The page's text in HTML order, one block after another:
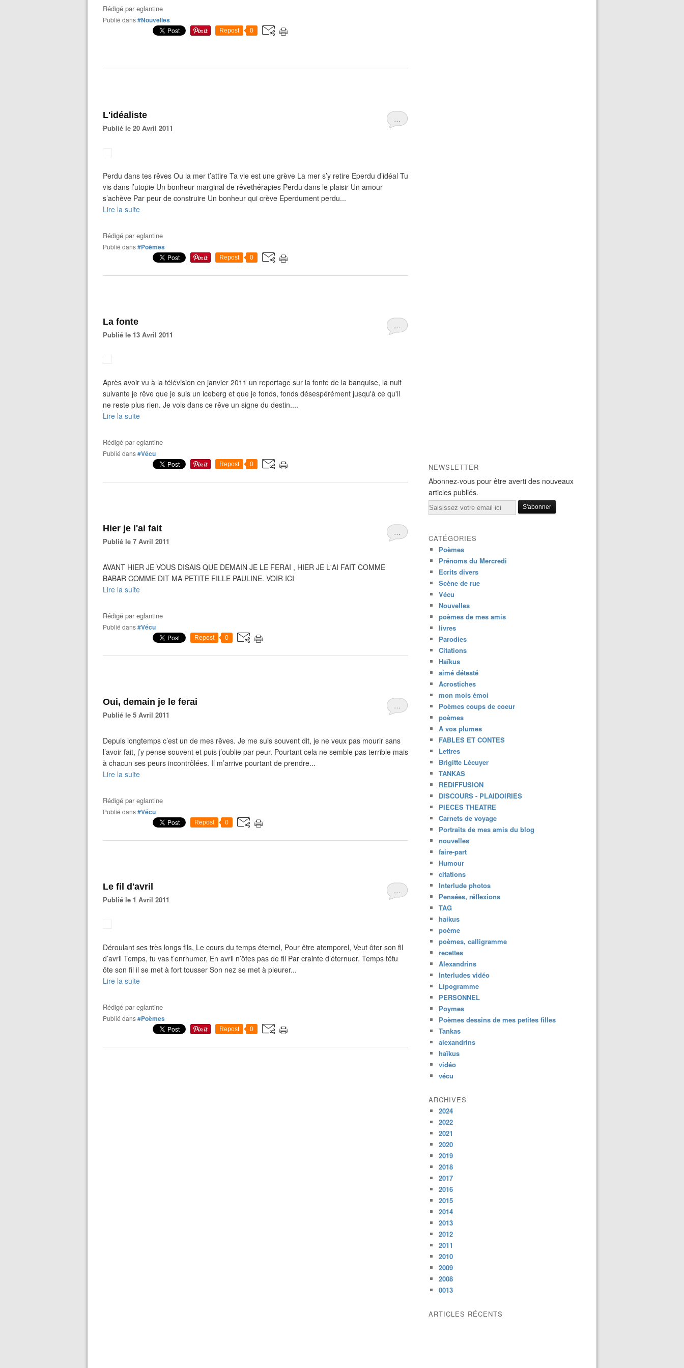
Rédigé pareglantine
Publié dans#Nouvelles
Repost 0
…
L'idéaliste
Publié le 20 Avril 2011
Perdu dans tes rêves Ou la mer t’attire Ta vie est une grève La mer s’y retire Eperdu d’idéal Tu
vis dans l’utopie Un bonheur marginal de rêvethérapies Perdu dans le plaisir Un amour
s’achève Par peur de construire Un bonheur qui crève Eperdument perdu...
Lire la suite
Rédigé pareglantine
Publié dans#Poèmes
Repost 0
…
La fonte
Publié le 13 Avril 2011
Après avoir vu à la télévision en janvier 2011 un reportage sur la fonte de la banquise, la nuit
suivante je rêve que je suis un iceberg et que je fonds, fonds désespérément jusqu'à ce qu'il
ne reste plus rien. Je vois dans ce rêve un signe du destin....
Lire la suite
Rédigé pareglantine
Publié dans#Vécu
Repost 0
…
Hier je l'ai fait
Publié le 7 Avril 2011
AVANT HIER JE VOUS DISAIS QUE DEMAIN JE LE FERAI , HIER JE L'AI FAIT COMME
BABAR COMME DIT MA PETITE FILLE PAULINE. VOIR ICI
Lire la suite
Rédigé pareglantine
Publié dans#Vécu
Repost 0
…
Oui, demain je le ferai
Publié le 5 Avril 2011
Depuis longtemps c’est un de mes rêves. Je me suis souvent dit, je ne veux pas mourir sans
l’avoir fait, j’y pense souvent et puis j’oublie par peur. Pourtant cela ne semble pas terrible mais
à chacun ses peurs incontrôlées. Il m’arrive pourtant de prendre...
Lire la suite
Rédigé pareglantine
Publié dans#Vécu
Repost 0
…
Le fil d'avril
Publié le 1 Avril 2011
Déroulant ses très longs fils, Le cours du temps éternel, Pour être atemporel, Veut ôter son fil
d’avril Temps, tu vas t’enrhumer, En avril n’ôtes pas de fil Par crainte d’éternuer. Temps têtu
ôte son fil il se met à fort tousser Son nez se met à pleurer...
Lire la suite
Rédigé pareglantine
Publié dans#Poèmes
Repost 0
NEWSLETTER
Abonnez-vous pour être averti des nouveaux
articles publiés.
Email
CATÉGORIES
Poèmes
Prénoms du Mercredi
Ecrits divers
Scène de rue
Vécu
Nouvelles
poèmes de mes amis
livres
Parodies
Citations
Haïkus
aimé détesté
Acrostiches
mon mois émoi
Poèmes coups de coeur
poèmes
A vos plumes
FABLES ET CONTES
Lettres
Brigitte Lécuyer
TANKAS
REDIFFUSION
DISCOURS - PLAIDOIRIES
PIECES THEATRE
Carnets de voyage
Portraits de mes amis du blog
nouvelles
faire-part
Humour
citations
Interlude photos
Pensées, réflexions
TAG
haikus
poème
poèmes, calligramme
recettes
Alexandrins
Interludes vidéo
Lipogramme
PERSONNEL
Poymes
Poèmes dessins de mes petites filles
Tankas
alexandrins
haïkus
vidéo
vécu
ARCHIVES
2024
2022
2021
2020
2019
2018
2017
2016
2015
2014
2013
2012
2011
2010
2009
2008
0013
ARTICLES RÉCENTS